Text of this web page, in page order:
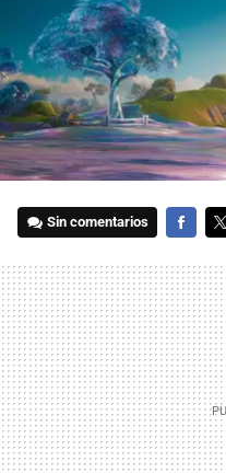
Sin comentarios